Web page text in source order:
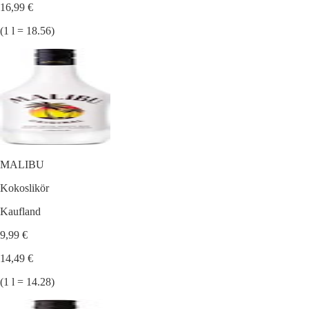
16,99 €
(1 l = 18.56)
MALIBU
Kokoslikör
Kaufland
9,99 €
14,49 €
(1 l = 14.28)